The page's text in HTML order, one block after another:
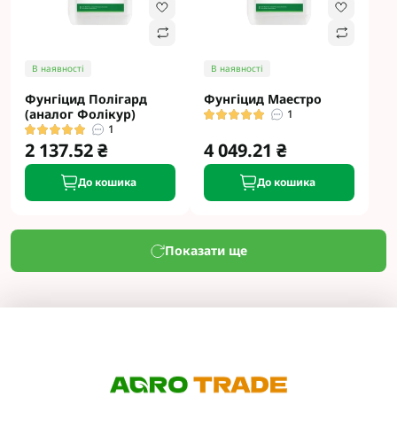
В наявності
Фунгіцид Полігард
(аналог Фолікур)
1
2 137.52 ₴
До кошика
В наявності
Фунгіцид Маестро
1
4 049.21 ₴
До кошика
Показати ще